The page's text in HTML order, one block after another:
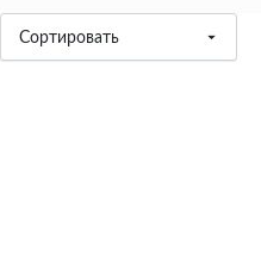
Сортировать